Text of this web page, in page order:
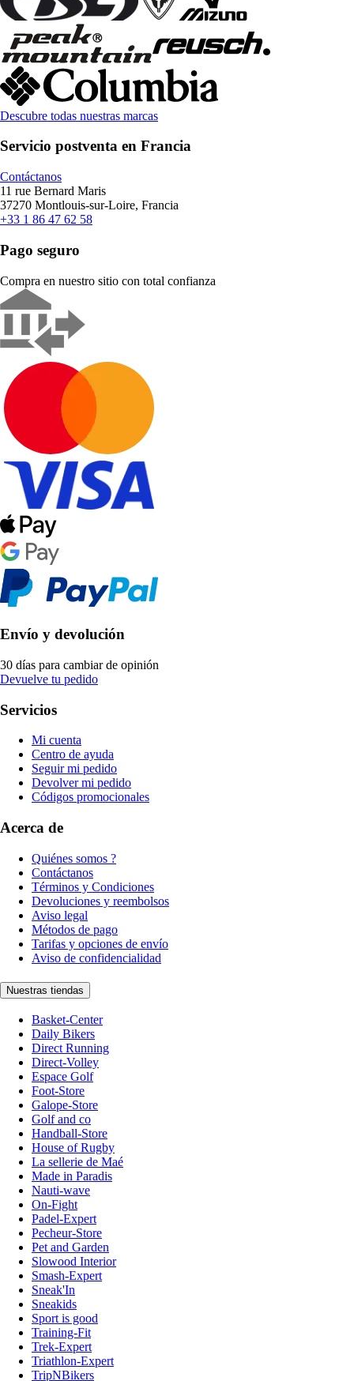
Descubre todas nuestras marcas
Servicio postventa en Francia
Contáctanos
11 rue Bernard Maris
37270 Montlouis-sur-Loire, Francia
+33 1 86 47 62 58
Pago seguro
Compra en nuestro sitio con total confianza
Envío y devolución
30 días para cambiar de opinión
Devuelve tu pedido
Servicios
Mi cuenta
Centro de ayuda
Seguir mi pedido
Devolver mi pedido
Códigos promocionales
Acerca de
Quiénes somos ?
Contáctanos
Términos y Condiciones
Devoluciones y reembolsos
Aviso legal
Métodos de pago
Tarifas y opciones de envío
Aviso de confidencialidad
Nuestras tiendas
Basket-Center
Daily Bikers
Direct Running
Direct-Volley
Espace Golf
Foot-Store
Galope-Store
Golf and co
Handball-Store
House of Rugby
La sellerie de Maé
Made in Paradis
Nauti-wave
On-Fight
Padel-Expert
Pecheur-Store
Pet and Garden
Slowood Interior
Smash-Expert
Sneak'In
Sneakids
Sport is good
Training-Fit
Trek-Expert
Triathlon-Expert
TripNBikers